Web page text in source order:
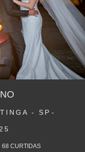
- SP
68 CURTIDAS